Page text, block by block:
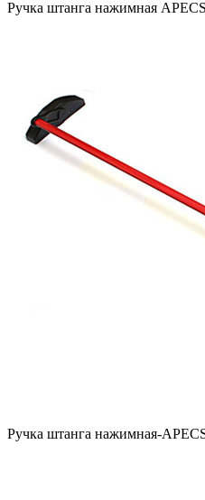
Ручка штанга нажимная
Ручка штанга нажимная-